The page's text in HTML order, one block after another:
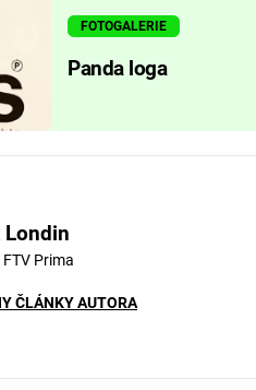
FOTOGALERIE
Panda loga
Londin
Prima
ČLÁNKY AUTORA